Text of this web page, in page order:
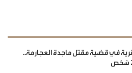
في قضية مقتل ماجدة العجارمة..